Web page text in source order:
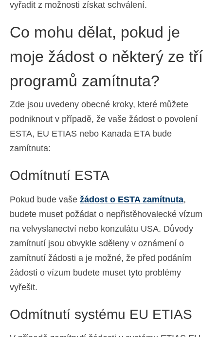
vyřadit z možnosti získat schválení.
Co mohu dělat, pokud je
moje žádost o některý ze tří
programů zamítnuta?
Zde jsou uvedeny obecné kroky, které můžete
podniknout v případě, že vaše žádost o povolení
ESTA, EU ETIAS nebo Kanada ETA bude
zamítnuta:
Odmítnutí ESTA
Pokud bude vaše žádost o ESTA zamítnuta,
budete muset požádat o nepřistěhovalecké vízum
na velvyslanectví nebo konzulátu USA. Důvody
zamítnutí jsou obvykle sděleny v oznámení o
zamítnutí žádosti a je možné, že před podáním
žádosti o vízum budete muset tyto problémy
vyřešit.
Odmítnutí systému EU ETIAS